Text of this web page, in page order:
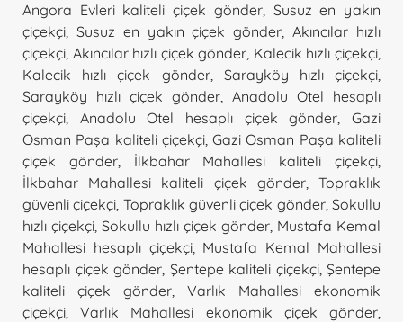
Angora Evleri kaliteli çiçek gönder, Susuz en yakın
çiçekçi, Susuz en yakın çiçek gönder,Akıncılar hızlı
çiçekçi, Akıncılar hızlı çiçek gönder, Kalecik hızlı çiçekçi,
Kalecik hızlı çiçek gönder, Sarayköy hızlı çiçekçi,
Sarayköy hızlı çiçek gönder, Anadolu Otel hesaplı
çiçekçi, Anadolu Otel hesaplı çiçek gönder,Gazi
Osman Paşa kaliteli çiçekçi,Gazi Osman Paşa kaliteli
çiçek gönder, İlkbahar Mahallesi kaliteli çiçekçi,
İlkbahar Mahallesi kaliteli çiçek gönder,Topraklık
güvenli çiçekçi, Topraklık güvenli çiçek gönder,Sokullu
hızlı çiçekçi, Sokullu hızlı çiçek gönder, Mustafa Kemal
Mahallesi hesaplı çiçekçi, Mustafa Kemal Mahallesi
hesaplı çiçek gönder, Şentepe kaliteli çiçekçi, Şentepe
kaliteli çiçek gönder, Varlık Mahallesi ekonomik
çiçekçi,Varlık Mahallesi ekonomik çiçek gönder,